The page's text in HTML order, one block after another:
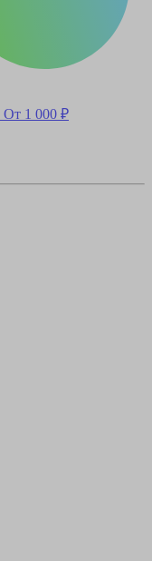
От 1 000 ₽